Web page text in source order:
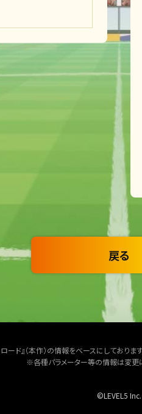
戻る
ド』（本作）の情報をベースにしており
※各種パラメーター等の情報は変更
©LEVEL5 Inc.